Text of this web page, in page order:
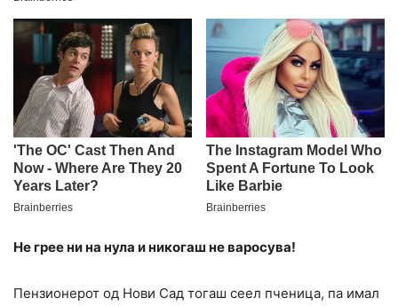
Не грее ни на нула и никогаш не варосува!
Пензионерот од Нови Сад тогаш сеел пченица, па имал